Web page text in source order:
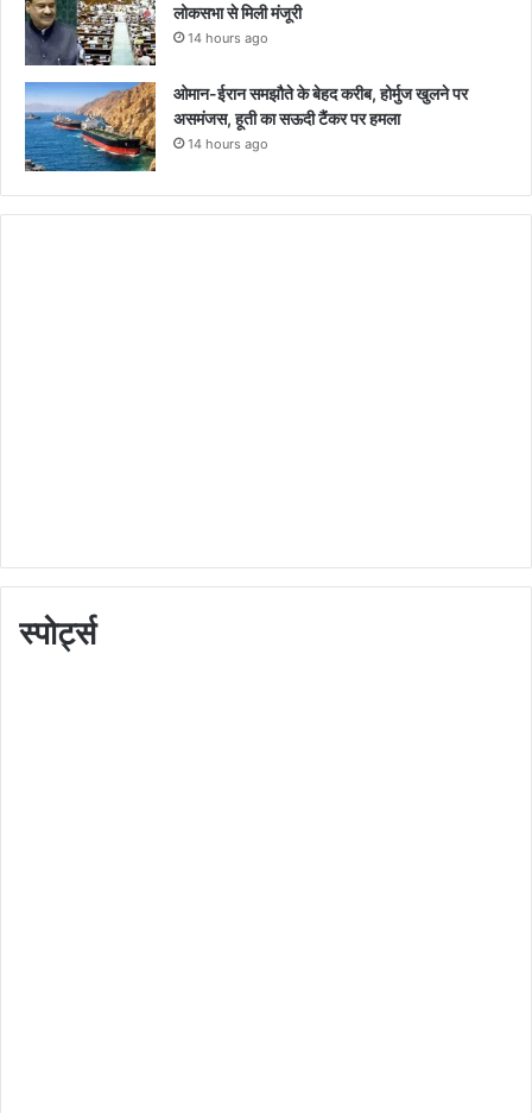
लोकसभा से मिली मंजूरी
14 hours ago
ओमान-ईरान समझौते के बेहद करीब, होर्मुज खुलने पर
असमंजस, हूती का सऊदी टैंकर पर हमला
14 hours ago
स्पोर्ट्स